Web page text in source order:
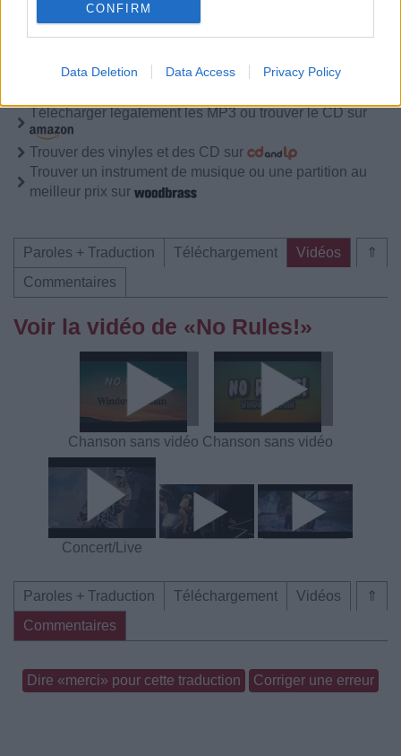
CONFIRM
Data Deletion Data Access Privacy Policy
Pour prolonger le plaisir musical :
Vous aimez chanter, apprenez la guitare chez
Télécharger légalement les MP3 ou trouver le CD sur
Trouver des vinyles et des CD sur
Trouver un instrument de musique ou une partition au
meilleur prix sur
⇑
Paroles + Traduction Téléchargement
Vidéos
Commentaires
Voir la vidéo de «No Rules!»
Chanson sans vidéo Chanson sans vidéo
Concert/Live
⇑
Paroles + Traduction Téléchargement
Vidéos
Commentaires
Dire «merci» pour cette traduction Corriger une erreur